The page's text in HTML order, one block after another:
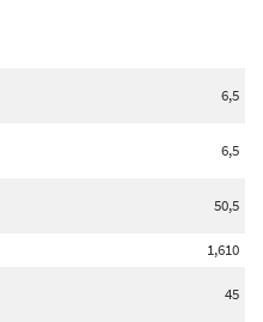
6,5
6,5
50,5
1,610
45